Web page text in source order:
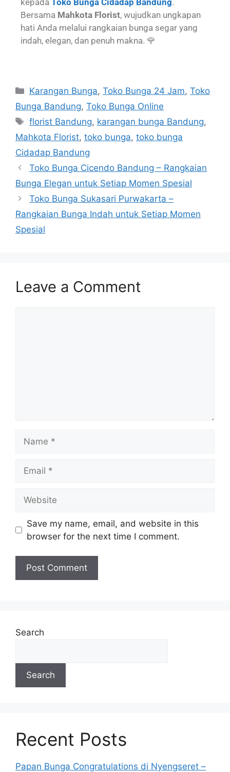
kepada Toko Bunga Cidadap Bandung.
Bersama Mahkota Florist, wujudkan ungkapan
hati Anda melalui rangkaian bunga segar yang
indah, elegan, dan penuh makna. 🌹
Karangan Bunga,Toko Bunga 24 Jam,Toko
Bunga Bandung, Toko Bunga Online
florist Bandung, karangan bunga Bandung,
Mahkota Florist, toko bunga, toko bunga
Cidadap Bandung
Toko Bunga Cicendo Bandung – Rangkaian
Bunga Elegan untuk Setiap Momen Spesial
Toko Bunga Sukasari Purwakarta –
Rangkaian Bunga Indah untuk Setiap Momen
Spesial
Leave a Comment
Save my name, email, and website in this
browser for the next time I comment.
Search
Search
Recent Posts
Papan Bunga Congratulations di Nyengseret –